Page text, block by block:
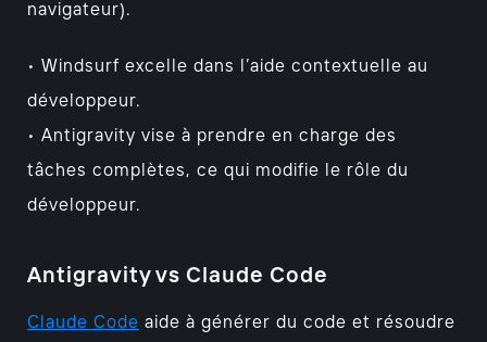
navigateur).
• Windsurf excelle dans l’aide contextuelle au
développeur.
• Antigravity vise à prendre en charge des
tâches complètes, ce qui modifie le rôle du
développeur.
Antigravity vs Claude Code
Claude Code aide à générer du code et résoudre